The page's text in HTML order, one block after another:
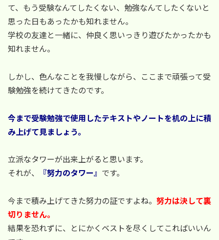
て、もう受験なんてしたくない、勉強なんてしたくないと
思った日もあったかも知れません。
学校の友達と一緒に、仲良く思いっきり遊びたかったかも
知れません。
しかし、色んなことを我慢しながら、ここまで頑張って受
験勉強を続けてきたのです。
今まで受験勉強で使用したテキストやノートを机の上に積
み上げて見ましょう。
立派なタワーが出来上がると思います。
それが、
『努力のタワー』 です。
今まで積み上げてきた努力の証ですよね。 努力は決して裏
切りません。
結果を恐れずに、とにかくベストを尽くしてこればいいん